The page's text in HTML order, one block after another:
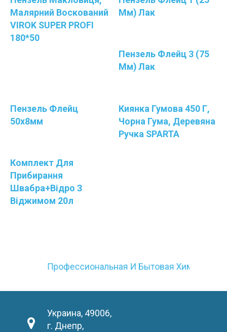
Малярний Воскований
VIROK SUPER PROFI
180*50
Мм) Лак
Пензель Флейц 3 (75
Мм) Лак
Пензель Флейц
50х8мм
Киянка Гумова 450 Г,
Чорна Гума, Деревяна
Ручка SPARTA
Комплект Для
Прибирання
Швабра+відро З
Віджимом 20л
Профессиональная И Бытовая Химия
Украина, 49006,
г. Днепр,